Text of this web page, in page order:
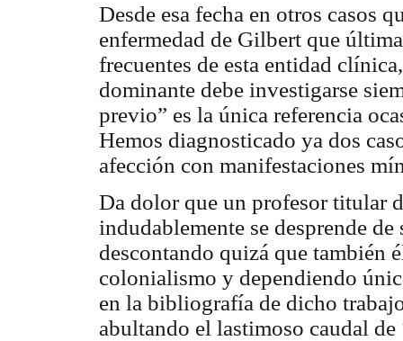
Desde esa fecha en otros casos
enfermedad de Gilbert que
frecuentes de esta entidad
dominante debe investigarse
previo” es la única referencia
Hemos diagnosticado ya dos
afección con manifestaciones
Da dolor que un profesor titular
indudablemente se desprende
descontando quizá que también
colonialismo y dependiendo
en la bibliografía de dicho
abultando el lastimoso caudal de